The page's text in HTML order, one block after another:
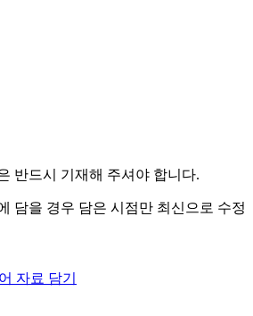
반드시 기재해 주셔야 합니다.
담을 경우 담은 시점만 최신으로 수정
자료 담기